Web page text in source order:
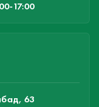
17:00
63